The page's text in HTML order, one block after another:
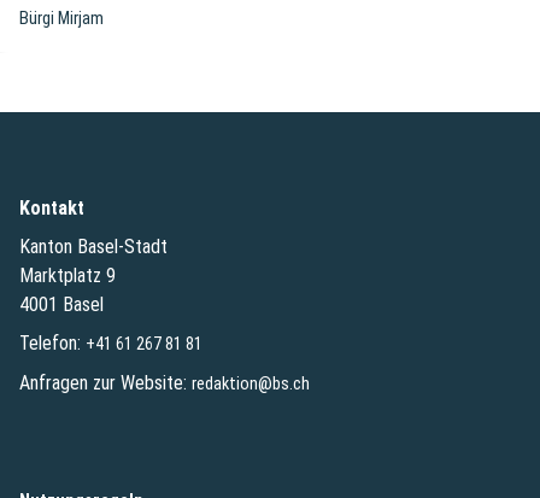
Bürgi Mirjam
Kontakt
Kanton Basel-Stadt
Marktplatz 9
4001 Basel
Telefon: +41 61 267 81 81
Anfragen zur Website: redaktion@bs.ch